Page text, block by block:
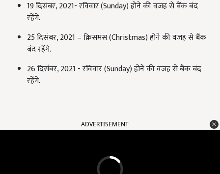
19 दिसंबर, 2021- रविवार (Sunday) होने की वजह से बैंक बंद
रहेंगे.
25 दिसंबर, 2021 – क्रिसमस (Christmas) होने की वजह से बैंक
बंद रहेंगे.
26 दिसंबर, 2021 - रविवार (Sunday) होने की वजह से बैंक बंद
रहेंगे.
ADVERTISEMENT